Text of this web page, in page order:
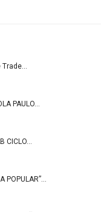
Trade…
PAULO…
CICLO…
POPULAR”…